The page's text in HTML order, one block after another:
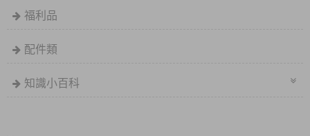
福利品
配件類
知識小百科